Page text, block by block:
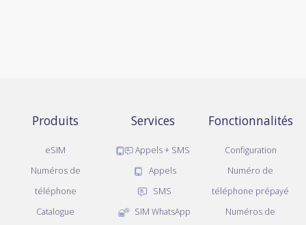
Produits
eSIM
Numéros de
téléphone
Catalogue
Services
Appels + SMS
Appels
SMS
SIM WhatsApp
Fonctionnalités
Configuration
Numéro de
téléphone prépayé
Numéros de